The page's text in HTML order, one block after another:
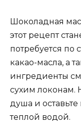
Шоколадная
этот рецепт
потребуется по
какао-масла, а
ингредиенты
сухим локонам.
душа и оставьте
теплой водой.